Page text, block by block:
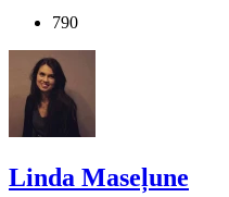
790
Linda Maseļune